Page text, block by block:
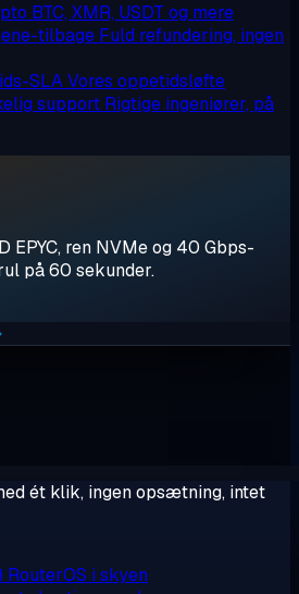
BTC, XMR, USDT og mere
tilbage Fuld refundering, ingen
SLAVores oppetidsløfte
support Rigtige ingeniører, på
EPYC, ren NVMe og 40 Gbps-
på 60 sekunder.
ét klik, ingen opsætning, intet
RouterOS i skyen